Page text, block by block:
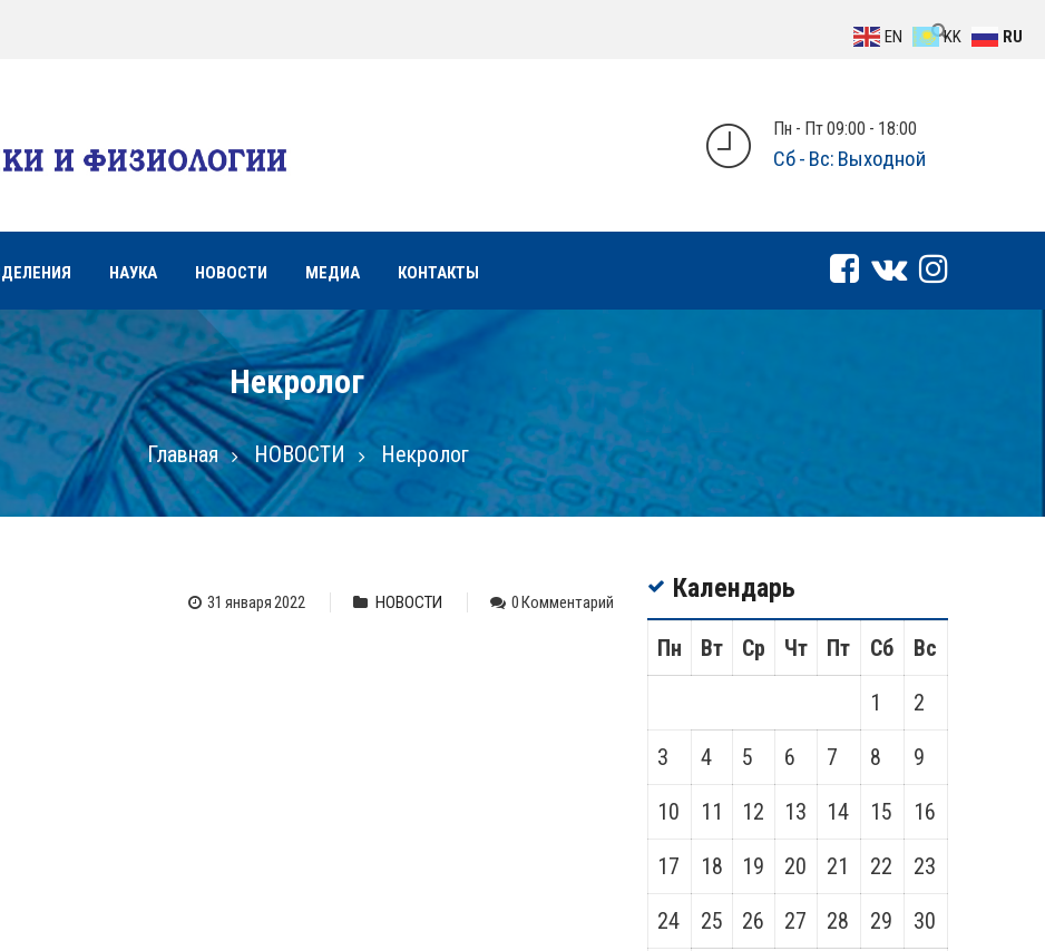
Пн - Пт 09:00 - 18:00
Сб - Вс: Выходной
НАУКА НОВОСТИ МЕДИА КОНТАКТЫ
Некролог
Главная НОВОСТИ Некролог
31 января 2022 НОВОСТИ 0 Комментарий Календарь
Пн Вт Ср Чт Пт Сб Вс
1 2
3 4 5 6 7 8 9
10 11 12 13 14 15 16
17 18 19 20 21 22 23
24 25 26 27 28 29 30
EN KK RU